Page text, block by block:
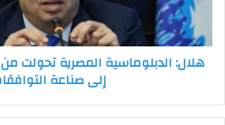
المواقف
إلى
صناعة
هلال: الدبلوماسية المصرية تحولت
إلى صناعة